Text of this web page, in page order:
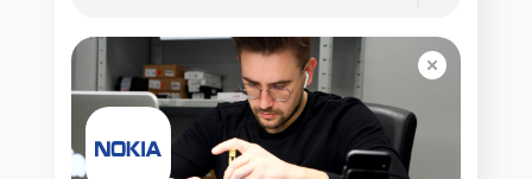
Для всех клиентов действуют демократичные и фиксированные
цены. Конечная стоимость работ обсуждается с клиентом и не в
коем случае не может измениться в процессе работ. Сервис не
навязывает клиентам дополнительные услуги и не
предусматривает скрытые платежи. Рассчитать предварительную
стоимость ремонта можно с помощью нашегоКалькулятора